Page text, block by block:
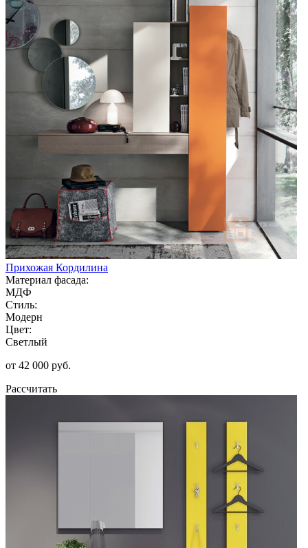
Прихожая Кордилина
Материал фасада:
МДФ
Стиль:
Модерн
Цвет:
Светлый
от 42 000 руб.
Рассчитать